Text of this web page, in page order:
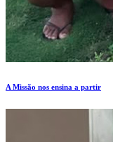
A Missão nos ensina a partir